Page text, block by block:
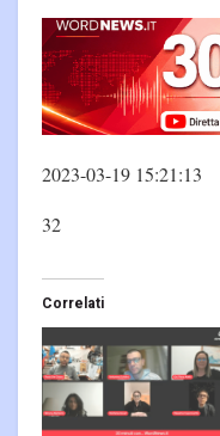
2023-03-19 15:21:13
32
Correlati